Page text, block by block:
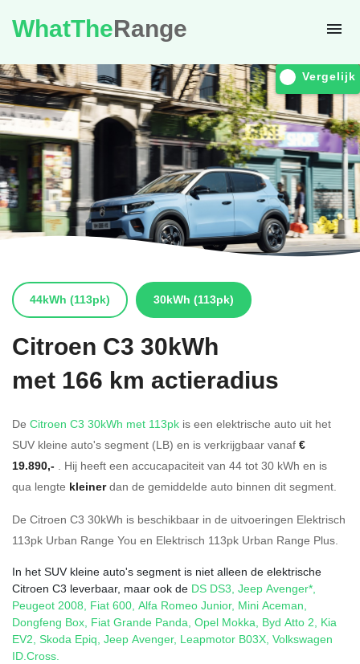
WhatTheRange
Vergelijk
44kWh (113pk) 30kWh (113pk)
Citroen C3 30kWh
met 166 km actieradius
De Citroen C3 30kWh met 113pk is een elektrische auto uit het
SUV kleine auto's segment (LB) en is verkrijgbaar vanaf €
19.890,- . Hij heeft een accucapaciteit van 44 tot 30 kWh en is
qua lengte kleinerdan de gemiddelde auto binnen dit segment.
De Citroen C3 30kWh is beschikbaar in de uitvoeringen Elektrisch
113pk Urban Range You en Elektrisch 113pk Urban Range Plus.
In het SUV kleine auto's segment is niet alleen de elektrische
Citroen C3 leverbaar, maar ook de DS DS3, Jeep Avenger*,
Peugeot 2008, Fiat 600, Alfa Romeo Junior, Mini Aceman,
Dongfeng Box, Fiat Grande Panda, Opel Mokka, Byd Atto 2, Kia
EV2, Skoda Epiq, Jeep Avenger, Leapmotor B03X, Volkswagen
ID.Cross.